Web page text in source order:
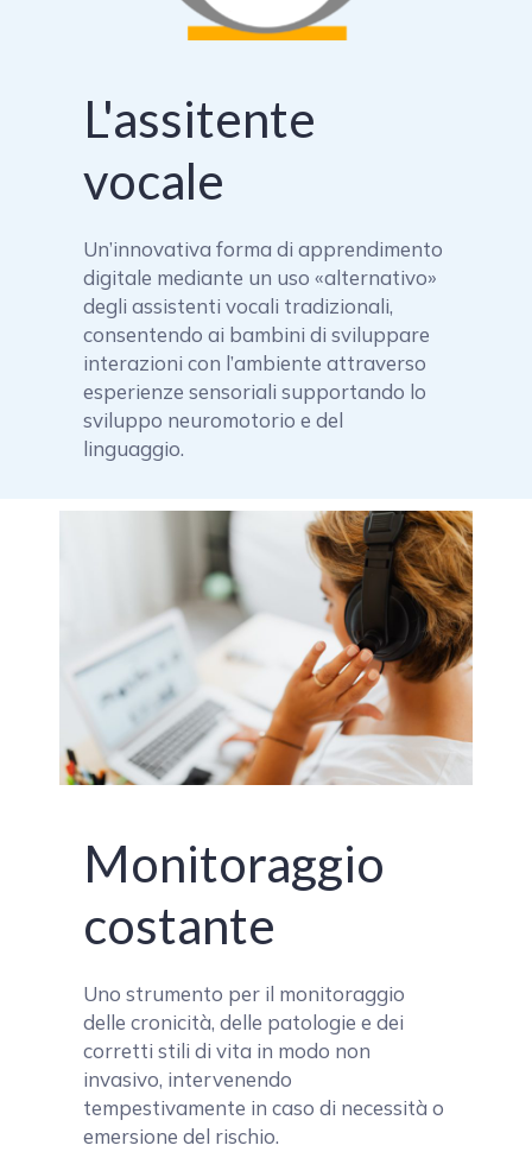
L'assitente
vocale
Un’innovativa forma di apprendimento
digitale mediante un uso «alternativo»
degli assistenti vocali tradizionali,
consentendo ai bambini di sviluppare
interazioni con l’ambiente attraverso
esperienze sensoriali supportando lo
sviluppo neuromotorio e del
linguaggio.
Monitoraggio
costante
Uno strumento per il monitoraggio
delle cronicità, delle patologie e dei
corretti stili di vita in modo non
invasivo, intervenendo
tempestivamente in caso di necessità o
emersione del rischio.